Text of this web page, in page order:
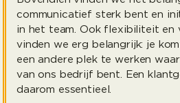
communicatief sterk bent en
in het team. Ook flexibiliteit en
vinden we erg belangrijk: je
een andere plek te werken
van ons bedrijf bent. Een
daarom essentieel.